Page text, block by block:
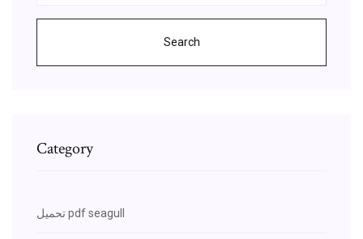
Search
Category
تحميل pdf seagull